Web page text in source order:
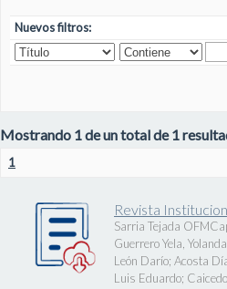
Nuevos filtros:
Mostrando 1 de un total de 1
1
Revista
Sarria Tejada
Guerrero Yela, Yolanda
León Darío; Acosta
Luis Eduardo;